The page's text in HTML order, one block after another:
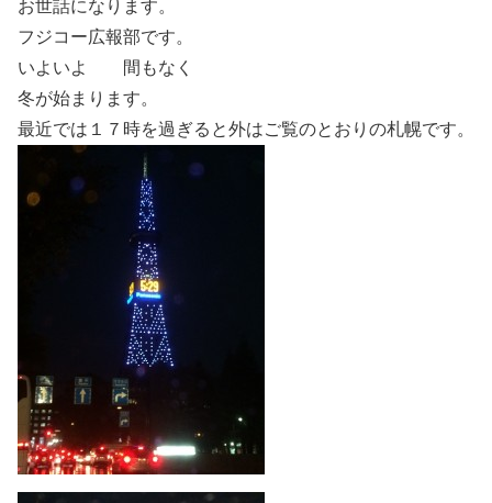
お世話になります。
フジコー広報部です。
いよいよ 間もなく
冬が始まります。
最近では１７時を過ぎると外はご覧のとおりの札幌です。